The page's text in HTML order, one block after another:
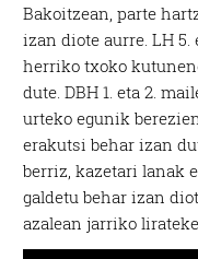
Bakoitzean, parte
izan diote aurre. LH 5.
herriko txoko
dute. DBH 1. eta 2.
urteko egunik
erakutsi behar izan
berriz, kazetari lanak
galdetu behar izan
azalean jarriko